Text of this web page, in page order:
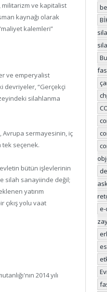
militarizm ve kapitalist
kaynağı olarak
kalemleri”
ve emperyalist
devriyeler, “Gerçekçi
silahlanma
Avrupa sermayesinin, iç
tek seçenek.
bütün işlevlerinin
silah sanayiinde değil;
yatırım
çıkış yolu vaat
2014 yılı